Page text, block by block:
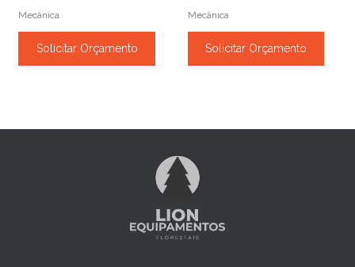
Mecânica
Solicitar Orçamento
Mecânica
Solicitar Orçamento